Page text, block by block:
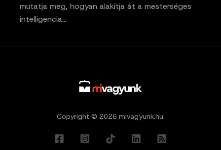
mutatja meg, hogyan alakítja át a mesterséges
intelligencia…
Copyright © 2026 mivagyunk.hu.